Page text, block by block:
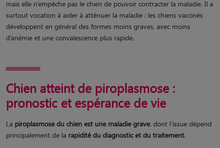
mais elle n’empêche pas le chien de pouvoir contracter la maladie. Il a
surtout vocation à aider à atténuer la maladie : les chiens vaccinés
développent en général des formes moins graves, avec moins
d’anémie et une convalescence plus rapide.
Chien atteint de piroplasmose :
pronostic et espérance de vie
La piroplasmose du chien est une maladie grave, dont l’issue dépend
principalement de la rapidité du diagnostic et du traitement.